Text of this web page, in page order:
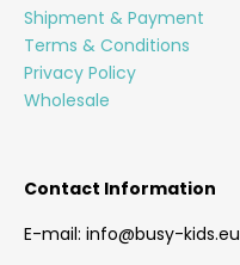
Shipment & Payment
Terms & Conditions
Privacy Policy
Wholesale
Contact Information
E-mail: info@busy-kids.eu